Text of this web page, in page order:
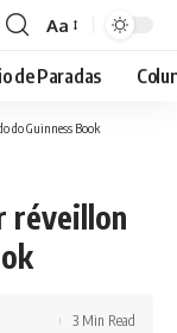
Font
Resizer
Aa
de Paradas
do Guinness Book
réveillon
3 Min Read